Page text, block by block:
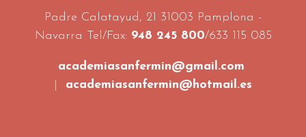
Padre Calatayud, 21 31003 Pamplona -
Navarra Tel/Fax: 948 245 800/633 115 085
academiasanfermin@gmail.com
academiasanfermin@hotmail.es